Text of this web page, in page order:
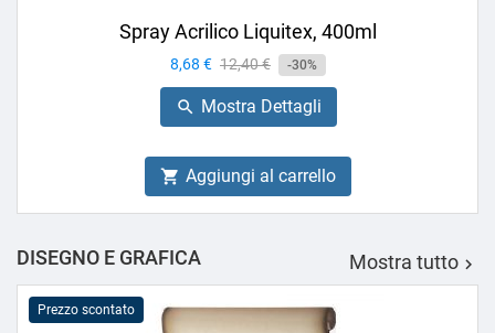
Spray Acrilico Liquitex, 400ml
Prezzo
8,68 € Prezzo
base
12,40 € -30%
 Mostra Dettagli
 Aggiungi al carrello
DISEGNO E GRAFICA Mostra tutto 
Prezzo scontato